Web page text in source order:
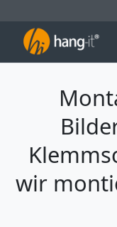
wir